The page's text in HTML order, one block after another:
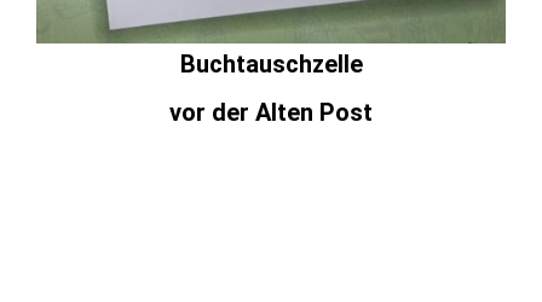
Buchtauschzelle
vor der Alten Post